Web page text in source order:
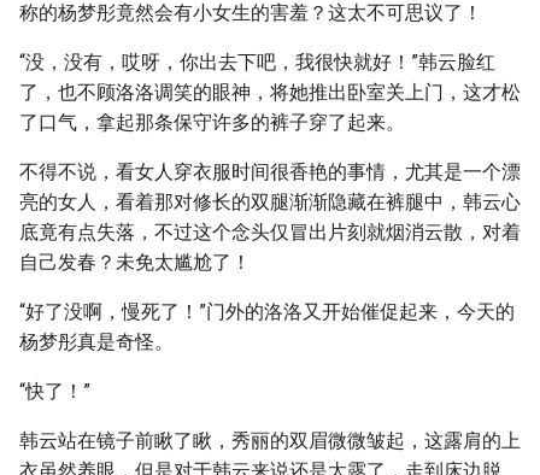
称的杨梦彤竟然会有小女生的害羞？这太不可思议了！
“没，没有，哎呀，你出去下吧，我很快就好！”韩云脸红
了，也不顾洛洛调笑的眼神，将她推出卧室关上门，这才松
了口气，拿起那条保守许多的裤子穿了起来。
不得不说，看女人穿衣服时间很香艳的事情，尤其是一个漂
亮的女人，看着那对修长的双腿渐渐隐藏在裤腿中，韩云心
底竟有点失落，不过这个念头仅冒出片刻就烟消云散，对着
自己发春？未免太尴尬了！
“好了没啊，慢死了！”门外的洛洛又开始催促起来，今天的
杨梦彤真是奇怪。
“快了！”
韩云站在镜子前瞅了瞅，秀丽的双眉微微皱起，这露肩的上